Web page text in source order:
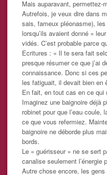
Mais auparavant, permettez-
Autrefois, je veux dire dans
sais, fameux pléonasme),
lorsqu’ils avaient donné «
vidés. C’est probable parce
Ecritures : « Il te sera fait
presque résumer ce que j’ai
connaissance. Donc si ces
les fatiguait, il devait bien en
En fait, en tout cas en ce qui
Imaginez une baignoire déjà
robinet pour que l’eau coule,
ce que vous refermiez.
baignoire ne déborde plus
bords.
Le « guérisseur » ne se sert
canalise seulement l’énergie
Autre chose encore, les